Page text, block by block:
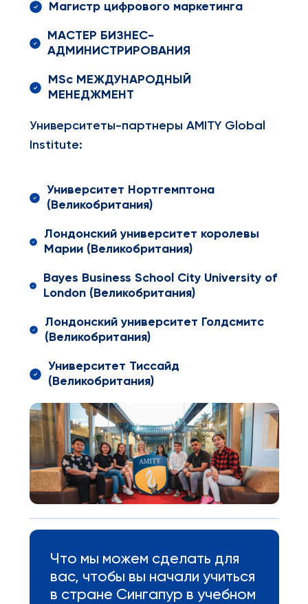
Магистр цифрового маркетинга
МАСТЕР БИЗНЕС-
АДМИНИСТРИРОВАНИЯ
MSc МЕЖДУНАРОДНЫЙ
МЕНЕДЖМЕНТ
Университеты-партнеры AMITY Global
Institute:
Университет Нортгемптона
(Великобритания)
Лондонский университет королевы
Марии (Великобритания)
Bayes Business School City University of
London (Великобритания)
Лондонский университет Голдсмитс
(Великобритания)
Университет Тиссайд
(Великобритания)
Что мы можем сделать для
вас, чтобы вы начали учиться
в стране Сингапур в учебном